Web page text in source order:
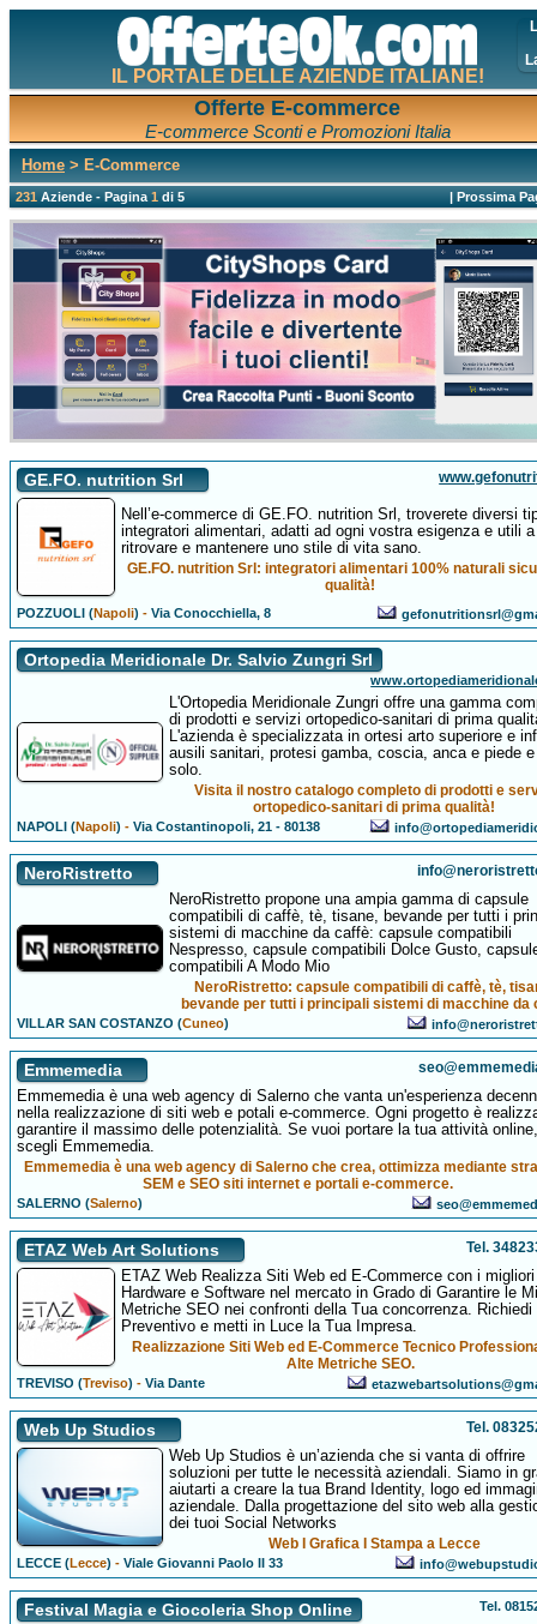
IL PORTALE DELLE AZIENDE ITALIANE!
Offerte E-commerce
E-commerce Sconti e Promozioni Italia
Home > E-Commerce
231Aziende - Pagina1di 5 |Prossima
GE.FO. nutrition Srl
Nell’e-commerce di GE.FO. nutrition Srl, troverete diversi
integratori alimentari, adatti ad ogni vostra esigenza e utili a
ritrovare e mantenere uno stile di vita sano.
GE.FO. nutrition Srl: integratori alimentari 100% naturali
qualità!
POZZUOLI (Napoli) -Via Conocchiella, 8
Ortopedia Meridionale Dr. Salvio Zungri Srl
L'Ortopedia Meridionale Zungri offre una gamma
di prodotti e servizi ortopedico-sanitari di prima
L'azienda è specializzata in ortesi arto superiore e
ausili sanitari, protesi gamba, coscia, anca e piede e
solo.
Visita il nostro catalogo completo di prodotti e
ortopedico-sanitari di prima qualità!
NAPOLI (Napoli) -Via Costantinopoli, 21 - 80138
NeroRistretto
NeroRistretto propone una ampia gamma di capsule
compatibili di caffè, tè, tisane, bevande per tutti i
sistemi di macchine da caffè: capsule compatibili
Nespresso, capsule compatibili Dolce Gusto,
compatibili A Modo Mio
NeroRistretto: capsule compatibili di caffè, tè,
bevande per tutti i principali sistemi di macchine da
VILLAR SAN COSTANZO (Cuneo)
Emmemedia
Emmemedia è una web agency di Salerno che vanta un'esperienza
nella realizzazione di siti web e potali e-commerce. Ogni progetto è
garantire il massimo delle potenzialità. Se vuoi portare la tua attività online,
scegli Emmemedia.
Emmemedia è una web agency di Salerno che crea, ottimizza mediante
SEM e SEO siti internet e portali e-commerce.
SALERNO (Salerno)
ETAZ Web Art Solutions Tel.
ETAZ Web Realizza Siti Web ed E-Commerce con i migliori
Hardware e Software nel mercato in Grado di Garantire le
Metriche SEO nei confronti della Tua concorrenza. Richiedi
Preventivo e metti in Luce la Tua Impresa.
Realizzazione Siti Web ed E-Commerce Tecnico
Alte Metriche SEO.
TREVISO (Treviso) -Via Dante
Web Up Studios Tel.
Web Up Studios è un’azienda che si vanta di offrire
soluzioni per tutte le necessità aziendali. Siamo in
aiutarti a creare la tua Brand Identity, logo ed
aziendale. Dalla progettazione del sito web alla
dei tuoi Social Networks
Web I Grafica I Stampa a Lecce
LECCE (Lecce) -Viale Giovanni Paolo II 33
Festival Magia e Giocoleria Shop Online Tel.